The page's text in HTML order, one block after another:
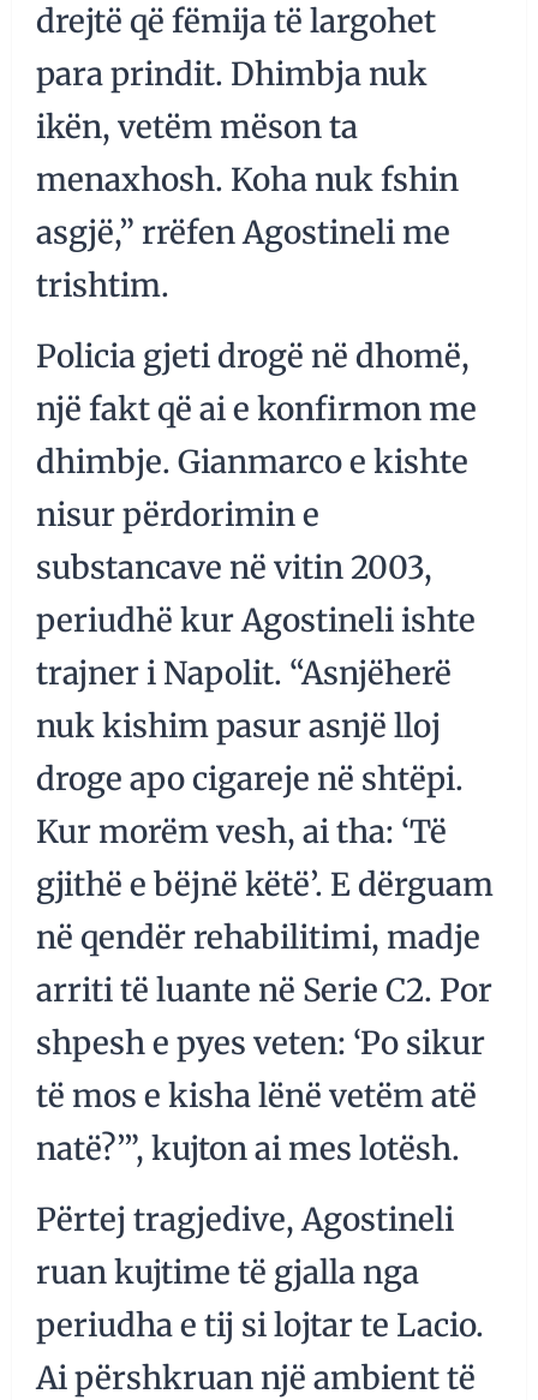
drejtë që fëmija të largohet
para prindit. Dhimbja nuk
ikën, vetëm mëson ta
menaxhosh. Koha nuk fshin
asgjë,” rrëfen Agostineli me
trishtim.
Policia gjeti drogë në dhomë,
një fakt që ai e konfirmon me
dhimbje. Gianmarco e kishte
nisur përdorimin e
substancave në vitin 2003,
periudhë kur Agostineli ishte
trajner i Napolit. “Asnjëherë
nuk kishim pasur asnjë lloj
droge apo cigareje në shtëpi.
Kur morëm vesh, ai tha: ‘Të
gjithë e bëjnë këtë’. E dërguam
në qendër rehabilitimi, madje
arriti të luante në Serie C2. Por
shpesh e pyes veten: ‘Po sikur
të mos e kisha lënë vetëm atë
natë?’”, kujton ai mes lotësh.
Përtej tragjedive, Agostineli
ruan kujtime të gjalla nga
periudha e tij si lojtar te Lacio.
Ai përshkruan një ambient të